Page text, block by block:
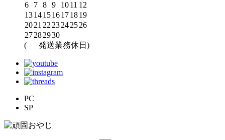
6
7 8 9 1011 12
13141516171819
2021 22 23242526
27282930
(
発送業務休日)
PC
SP